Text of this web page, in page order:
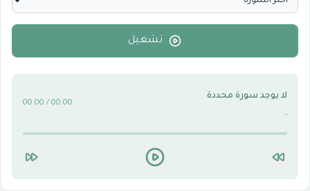
الأقسام التقنية للكمبيوتر والنترنت 0
تشغيل
لا يوجد سورة محددة
-
00:00 / 00:00